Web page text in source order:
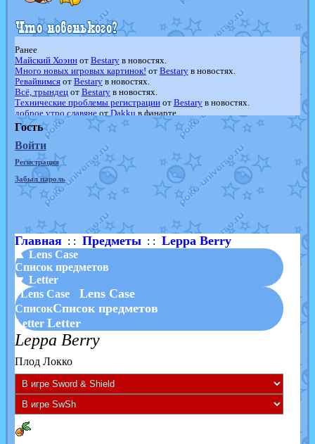
Ранее
Майский Хоэннот Bestaryв новостях.
Много новых игровых картинок! от Bestaryв новостях.
Ревайвимсяот Bestaryв новостях.
Всё, трындецот Bestaryв новостях.
Технические проблемы регистрацииот Bestaryв новостях.
доброе утро славянеот Dakku в фанарте.
Йолда и МимикьюотMavisNyanCatв фанарте.
Недовольный котомангуст
в фанарте.
The Dark Wishmaker
отRandomon
шадоу спиритомб
отilovearceus
в фанарте.
траббишотilovearceusв фанарте.
Raging BoltотGraceDaFox
Shadow mismagiusотJOK_julia
в фанарте.
художникот vicavicaв фанарте.
Гость
Войти
Регистрация
Забыл пароль
Главная: : Предметы: : Leppa Berry
▲ Lens Case
Список предметов
▼ Letter
Lens Case
Lens Case
СписокСписок предметов
Letter Letter
Leppa Berry
Плод Локко